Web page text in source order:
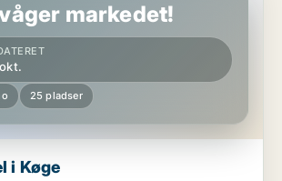
markedet!
25 pladser
i Køge